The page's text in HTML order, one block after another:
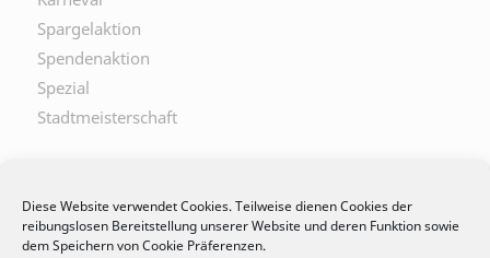
Diese Website verwendet Cookies. Teilweise dienen Cookies der
reibungslosen Bereitstellung unserer Website und deren Funktion sowie
dem Speichern von Cookie Präferenzen.
Spargelaktion
Spendenaktion
Spezial
Stadtmeisterschaft
FACEBOOK